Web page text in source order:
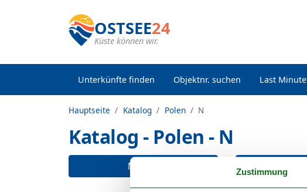
OSTSEE24
Küste können wir.
Unterkünfte finden Objektnr. suchen Last Minute
Hauptseite Katalog Polen N
Katalog - Polen - N
Nadole Zustimmung